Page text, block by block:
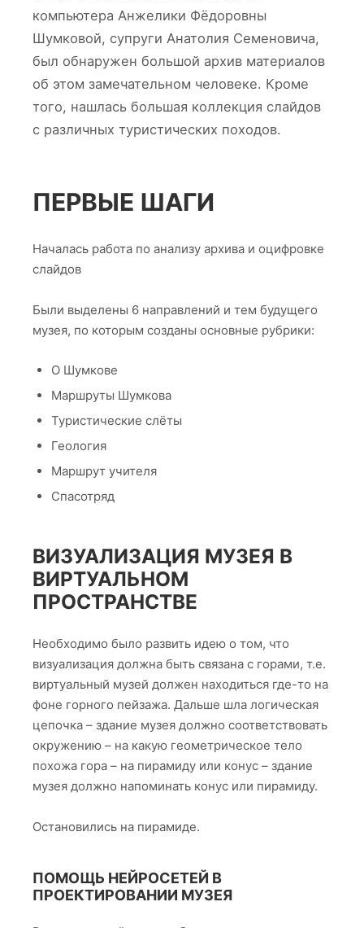
Идея созданиямузея Шумковародилась
после того, как на жестком диске
компьютера Анжелики Фёдоровны
Шумковой, супруги Анатолия Семеновича,
был обнаружен большой архив материалов
того, нашлась большая коллекция слайдов